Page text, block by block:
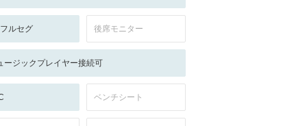
ルセグ 後席モニター
ージックプレイヤー接続可
ベンチシート